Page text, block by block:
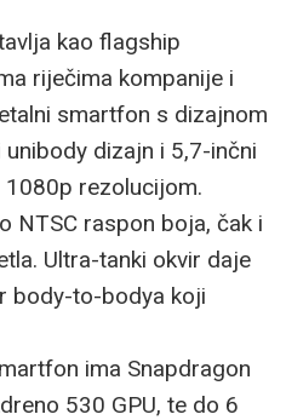
kao flagship
riječima kompanije i
smartfon s dizajnom
unibody dizajn i 5,7-inčni
1080p rezolucijom.
NTSC raspon boja, čak i
Ultra-tanki okvir daje
body-to-bodya koji
ima Snapdragon
530 GPU, te do 6